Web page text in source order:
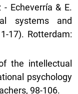
Echeverría & E.
systems and
17). Rotterdam:
the intellectual
psychology
98-106.